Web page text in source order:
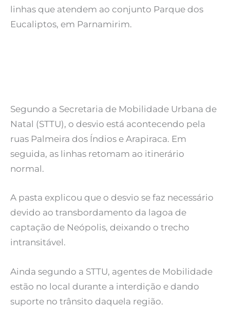
linhas que atendem ao conjunto Parque dos
Eucaliptos, em Parnamirim.
Segundo a Secretaria de Mobilidade Urbana de
Natal (STTU), o desvio está acontecendo pela
ruas Palmeira dos Índios e Arapiraca. Em
seguida, as linhas retomam ao itinerário
normal.
A pasta explicou que o desvio se faz necessário
devido ao transbordamento da lagoa de
captação de Neópolis, deixando o trecho
intransitável.
Ainda segundo a STTU, agentes de Mobilidade
estão no local durante a interdição e dando
suporte no trânsito daquela região.